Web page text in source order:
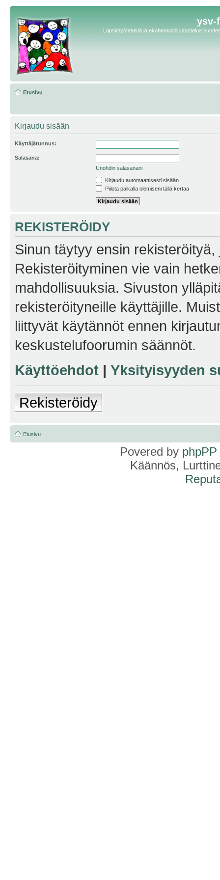
ysv-
Lapsimyönteistä ja ekohenkistä jutustelua
Etusivu
Kirjaudu sisään
Käyttäjätunnus:
Salasana:
Unohdin salasanani
Kirjaudu automaattisesti sisään.
Piilota paikalla olemiseni tällä kertaa
REKISTERÖIDY
Sinun täytyy ensin
Rekisteröityminen vie vain
mahdollisuuksia. Sivuston
rekisteröityneille käyttäjille.
liittyvät käytännöt ennen
keskustelufoorumin säännöt.
Käyttöehdot | Yksityisyyden
Rekisteröidy
Etusivu
Povered by phpPP
Käännös,